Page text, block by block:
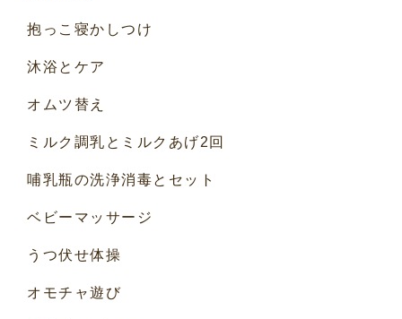
抱っこ寝かしつけ
沐浴とケア
オムツ替え
ミルク調乳とミルクあげ2回
哺乳瓶の洗浄消毒とセット
ベビーマッサージ
うつ伏せ体操
オモチャ遊び